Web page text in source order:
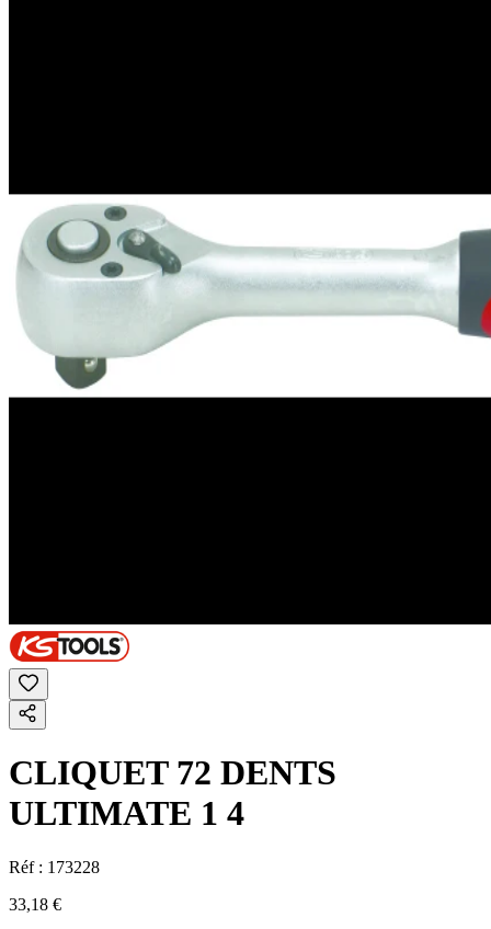
CLIQUET 72 DENTS
ULTIMATE 1 4
Réf : 173228
33,18 €